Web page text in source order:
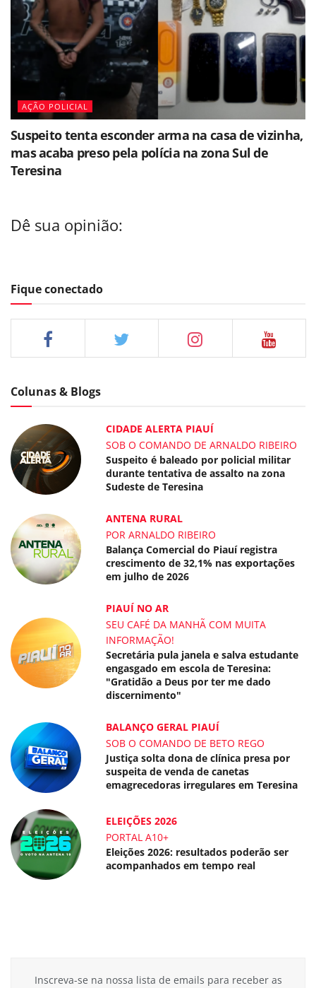
AÇÃO POLICIAL
Suspeito tenta esconder arma na casa de vizinha,
mas acaba preso pela polícia na zona Sul de
Teresina
Dê sua opinião:
Fique conectado
Colunas & Blogs
CIDADE ALERTA PIAUÍ
SOB O COMANDO DE ARNALDO RIBEIRO
Suspeito é baleado por policial militar
durante tentativa de assalto na zona
Sudeste de Teresina
ANTENA RURAL
POR ARNALDO RIBEIRO
Balança Comercial do Piauí registra
crescimento de 32,1% nas exportações
em julho de 2026
PIAUÍ NO AR
SEU CAFÉ DA MANHÃ COM MUITA
INFORMAÇÃO!
Secretária pula janela e salva estudante
engasgado em escola de Teresina:
"Gratidão a Deus por ter me dado
discernimento"
BALANÇO GERAL PIAUÍ
SOB O COMANDO DE BETO REGO
Justiça solta dona de clínica presa por
suspeita de venda de canetas
emagrecedoras irregulares em Teresina
ELEIÇÕES 2026
PORTAL A10+
Eleições 2026: resultados poderão ser
acompanhados em tempo real
Inscreva-se na nossa lista de emails para receber as